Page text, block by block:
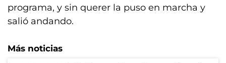
programa, y sin querer la puso en marcha y
salió andando.
Más noticias